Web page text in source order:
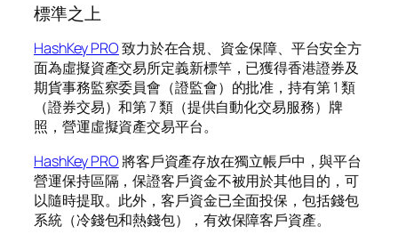
標準之上
HashKey PRO致力於在合規、資金保障、平台安全方
面為虛擬資產交易所定義新標竿，已獲得香港證券及
期貨事務監察委員會（證監會）的批准，持有第 1 類
（證券交易）和第 7 類（提供自動化交易服務）牌
照，營運虛擬資產交易平台。
HashKey PRO 將客戶資產存放在獨立帳戶中，與平台
營運保持區隔，保證客戶資金不被用於其他目的，可
以隨時提取。此外，客戶資金已全面投保，包括錢包
系統（冷錢包和熱錢包），有效保障客戶資產。